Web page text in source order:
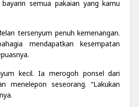
semua pakaian yang kamu
tersenyum penuh kemenangan.
mendapatkan kesempatan
kecil. Ia merogoh ponsel dari
menelepon seseorang. “Lakukan